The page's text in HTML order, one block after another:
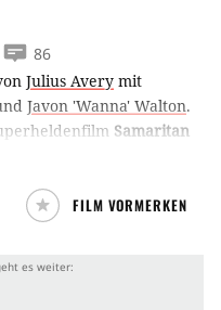
86
Julius Avery mit
Javon 'Wanna' Walton.
Samaritan
der längst in
ist. Erst durch die
kleinen Jungen findet er
FILM VORMERKEN